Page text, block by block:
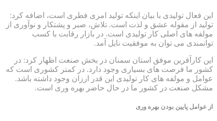
این فعال تولیدی با بیان اینکه تولید امری فطری است، اضافه کرد:
تولید از مقوله عشق و لذت است. تلاش، صبر و پشتکار و نوآوری از
مولفه­ های اصلی کار تولیدی است. در بازار رقابت با کسب
توانمندی می توان به موفقیت نایل آمد.
این کارآفرین موفق استان سمنان در بخش صنعت اظهار کرد: در
کشور ما فرصت های بسیاری وجود دارد. در کمتر کشوری است که
عوامل و مولفه های کار تولیدی این قدر ارزان وجود داشته باشد.
مشکل صنعت در کشور ما در حال حاضر بهره وری است.
از عوامل پایین بودن بهره وری